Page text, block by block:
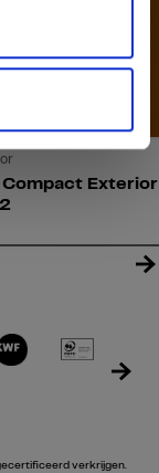
Compact Exterior
verkrijgen.